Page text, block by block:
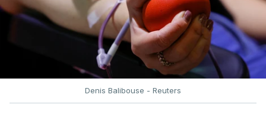
Denis Balibouse - Reuters